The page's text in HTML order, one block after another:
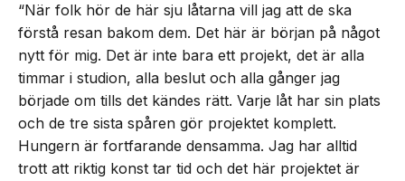
“När folk hör de här sju låtarna vill jag att de ska
förstå resan bakom dem. Det här är början på något
nytt för mig. Det är inte bara ett projekt, det är alla
timmar i studion, alla beslut och alla gånger jag
började om tills det kändes rätt. Varje låt har sin plats
och de tre sista spåren gör projektet komplett.
Hungern är fortfarande densamma. Jag har alltid
trott att riktig konst tar tid och det här projektet är